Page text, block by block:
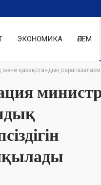
ЭКОНОМИКА ӘЛЕМ
қазақстандық